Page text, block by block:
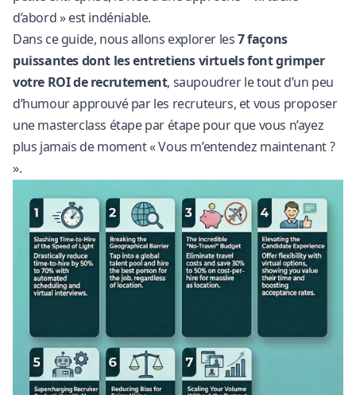
d’abord » est indéniable.
Dans ce guide, nous allons explorer les7 façons
puissantes dont les entretiens virtuels font grimper
votre ROI de recrutement, saupoudrer le tout d’un peu
d’humour approuvé par les recruteurs, et vous proposer
une masterclass étape par étape pour que vous n’ayez
plus jamais de moment « Vous m’entendez maintenant ?
».